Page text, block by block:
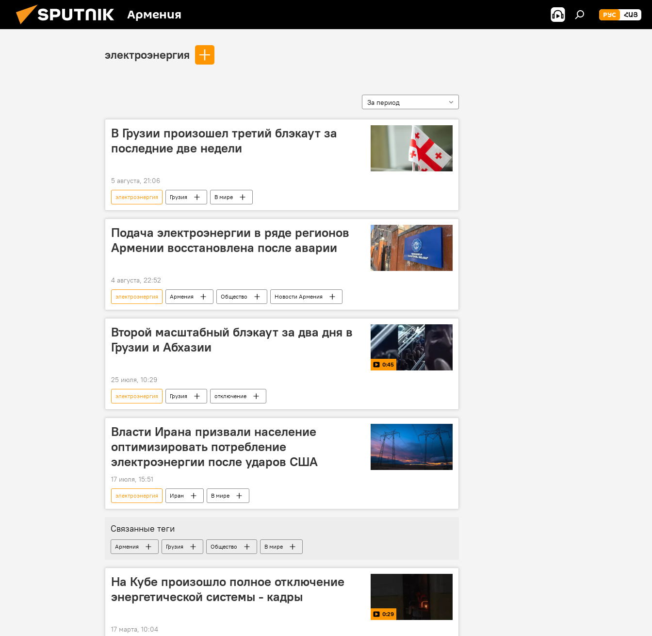
Армения РУС ՀԱՅ
электроэнергия
За период
В Грузии произошел третий блэкаут за
последние две недели
5 августа, 21:06
электроэнергия Грузия В мире
Подача электроэнергии в ряде регионов
Армении восстановлена после аварии
4 августа, 22:52
электроэнергия Армения Общество Новости Армения
Второй масштабный блэкаут за два дня в
Грузии и Абхазии
0:45
25 июля, 10:29
электроэнергия Грузия отключение
Власти Ирана призвали население
оптимизировать потребление
электроэнергии после ударов США
17 июля, 15:51
электроэнергия Иран В мире
Связанные теги
Армения Грузия Общество В мире
На Кубе произошло полное отключение
энергетической системы - кадры
0:29
17 марта, 10:04